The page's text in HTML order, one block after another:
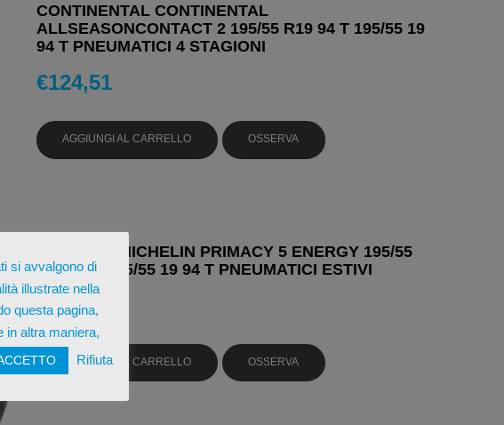
CONTINENTAL CONTINENTAL
ALLSEASONCONTACT 2 195/55 R19 94 T 195/55 19
94 T PNEUMATICI 4 STAGIONI
€124,51
AGGIUNGI AL CARRELLO OSSERVA
MICHELIN MICHELIN PRIMACY 5 ENERGY 195/55
R19 94 T 195/55 19 94 T PNEUMATICI ESTIVI
€174,14
AGGIUNGI AL CARRELLO OSSERVA
si avvalgono di
illustrate nella
questa pagina,
in altra maniera,
Rifiuta